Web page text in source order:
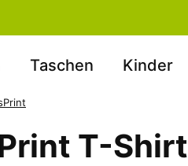
Taschen Kinder
Print
T-